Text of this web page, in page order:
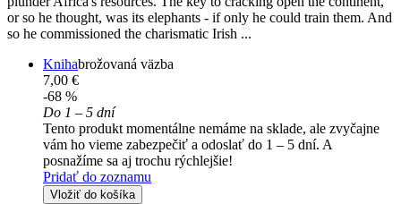
or so he thought, was its elephants - if only he could train them. And
so he commissioned the charismatic Irish ...
Knihabrožovaná väzba
7,00 €
-68 %
Do 1 – 5 dní
Tento produkt momentálne nemáme na sklade, ale zvyčajne
vám ho vieme zabezpečiť a odoslať do 1 – 5 dní. A
posnažíme sa aj trochu rýchlejšie!
Pridať do zoznamu
Vložiť do košíka